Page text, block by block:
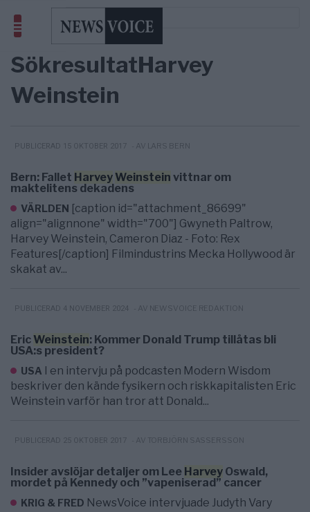
SökresultatHarvey
Weinstein
PUBLICERAD 15 OKTOBER 2017 - AV LARS BERN
Bern: Fallet Harvey Weinstein vittnar om
maktelitens dekadens
VÄRLDEN [caption id="attachment_86699"
align="alignnone" width="700"] Gwyneth Paltrow,
Harvey Weinstein, Cameron Diaz - Foto: Rex
Features[/caption] Filmindustrins Mecka Hollywood är
skakat av...
PUBLICERAD 4 NOVEMBER 2024 - AV NEWSVOICE REDAKTION
Eric Weinstein: Kommer Donald Trump tillåtas bli
USA:s president?
USA I en intervju på podcasten Modern Wisdom
beskriver den kände fysikern och riskkapitalisten Eric
Weinstein varför han tror att Donald...
PUBLICERAD 25 OKTOBER 2017 - AV TORBJÖRN SASSERSSON
Insider avslöjar detaljer om Lee Harvey Oswald,
mordet på Kennedy och ”vapeniserad” cancer
KRIG & FRED NewsVoice intervjuade Judyth Vary